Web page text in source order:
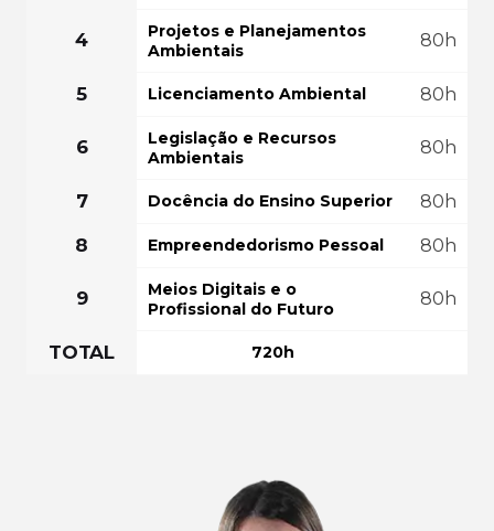
4
Projetos e Planejamentos
Ambientais
80h
5 Licenciamento Ambiental 80h
6
Legislação e Recursos
Ambientais
80h
7 Docência do Ensino Superior 80h
8 Empreendedorismo Pessoal 80h
9
Meios Digitais e o
Profissional do Futuro
80h
TOTAL 720h